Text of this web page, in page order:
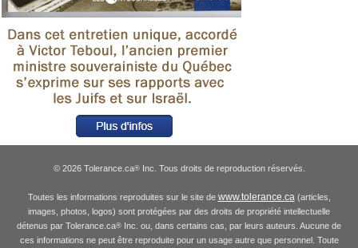
© 2026 Tolerance.ca®Inc. Tous droits de reproduction réservés.
Toutes les informations reproduites sur le site de www.tolerance.ca(articles,
images, photos, logos) sont protégées par des droits de propriété intellectuelle
détenus par Tolerance.ca® Inc. ou, dans certains cas, par leurs auteurs. Aucune de
ces informations ne peut être reproduite pour un usage autre que personnel. Toute